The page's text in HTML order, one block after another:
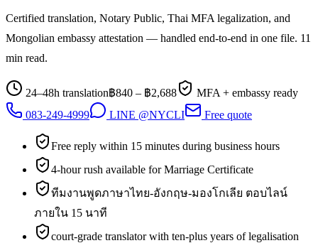
Certified translation, Notary Public, Thai MFA legalization, and
Mongolian embassy attestation — handled end-to-end in one file. 11
min read.
24–48h translation฿840 – ฿2,688
MFA + embassy ready
083-249-4999
LINE @NYCLI Free quote
Free reply within 15 minutes during business hours
4-hour rush available for Marriage Certificate
ทีมงานพูดภาษาไทย-อังกฤษ-มองโกเลีย ตอบไลน์
ภายใน 15 นาที
court-grade translator with ten-plus years of legalisation